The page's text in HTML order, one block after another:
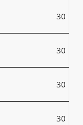
30
30
30
30